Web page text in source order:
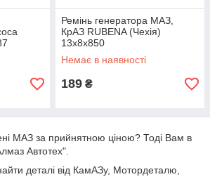
Ремінь генератора МАЗ,
КрАЗ RUBENA (Чехія)
13х8х850
Немає в наявності
189 ₴
МАЗ за прийнятною ціною? Тоді Вам в
Автотех".
деталі від КамАЗу, Мотордеталю,